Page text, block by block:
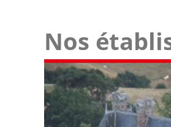
Solidarités internationales
Devoir de mémoire
Nos